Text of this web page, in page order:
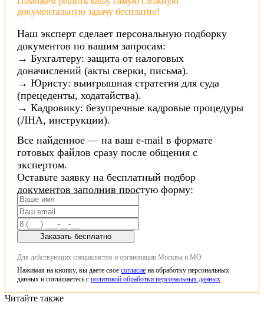
документальную задачу бесплатно!
Наш эксперт сделает персональную подборку
документов по вашим запросам:
→ Бухгалтеру: защита от налоговых
доначислений (акты сверки, письма).
→ Юристу: выигрышная стратегия для суда
(прецеденты, ходатайства).
→ Кадровику: безупречные кадровые процедуры
(ЛНА, инструкции).
Все найденное — на ваш e-mail в формате
готовых файлов сразу после общения с
экспертом.
Оставьте заявку на бесплатный подбор
документов заполнив простую форму:
Заказать бесплатно
Для действующих специалистов и организации Москвы и МО
Нажимая на кнопку, вы даете свое согласие на обработку персональных
данных и соглашаетесь с политикой обработки персональных данных
Читайте также